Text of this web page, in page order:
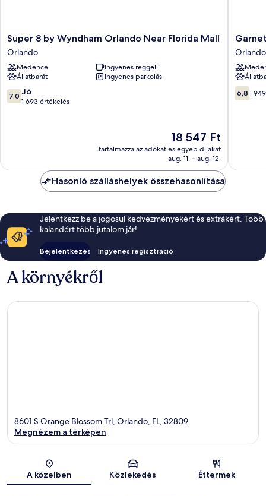
Super
8
by
Wyndham
Orlando
Near
Florida
Super 8 by Wyndham Orlando Near Florida Mall
Orlando
Medence
Ingyenes reggeli
Állatbarát
Ingyenes parkolás
7.0
ennyiből:
7,0 Jó
1 693 értékelés
Az
18 547 Ft
18 547 Ft
tartalmazza az adókat és egyéb díjakat
aug. 11. – aug. 12.
Garnet
Inn
&
Suites,
Orlando
Orlando
Orlando
6.8
6,8 1
Hasonló szálláshelyek összehasonlítása
Jelentkezz be a jogosul kedvezményekért és extrákért. Több
kalandért több jutalom jár!
Bejelentkezés Ingyenes regisztráció
A környékről
Térkép
8601 S Orange Blossom Trl, Orlando, FL, 32809
Megnézem a térképen
A közelben Közlekedés Éttermek